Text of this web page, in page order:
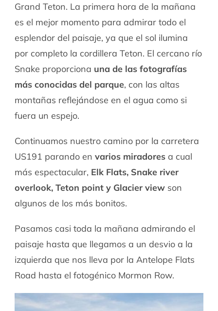
Grand Teton. La primera hora de la mañana
es el mejor momento para admirar todo el
esplendor del paisaje, ya que el sol ilumina
por completo la cordillera Teton. El cercano río
Snake proporciona una de las fotografías
más conocidas del parque, con las altas
montañas reflejándose en el agua como si
fuera un espejo.
Continuamos nuestro camino por la carretera
US191 parando en varios miradoresa cual
más espectacular, Elk Flats, Snake river
overlook, Teton point y Glacier viewson
algunos de los más bonitos.
Pasamos casi toda la mañana admirando el
paisaje hasta que llegamos a un desvio a la
izquierda que nos lleva por la Antelope Flats
Road hasta el fotogénico Mormon Row.